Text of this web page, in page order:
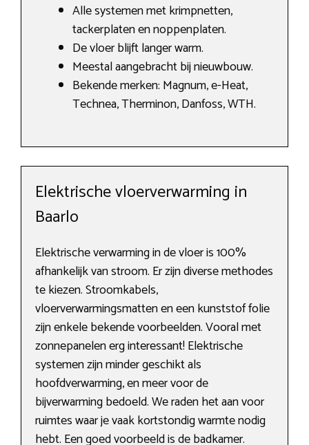
Alle systemen met krimpnetten,
tackerplaten en noppenplaten.
De vloer blijft langer warm.
Meestal aangebracht bij nieuwbouw.
Bekende merken: Magnum, e-Heat,
Technea, Therminon, Danfoss, WTH.
Elektrische vloerverwarming in
Baarlo
Elektrische verwarming in de vloer is 100%
afhankelijk van stroom. Er zijn diverse methodes
te kiezen. Stroomkabels,
vloerverwarmingsmatten en een kunststof folie
zijn enkele bekende voorbeelden. Vooral met
zonnepanelen erg interessant! Elektrische
systemen zijn minder geschikt als
hoofdverwarming, en meer voor de
bijverwarming bedoeld. We raden het aan voor
ruimtes waar je vaak kortstondig warmte nodig
hebt. Een goed voorbeeld is de badkamer.